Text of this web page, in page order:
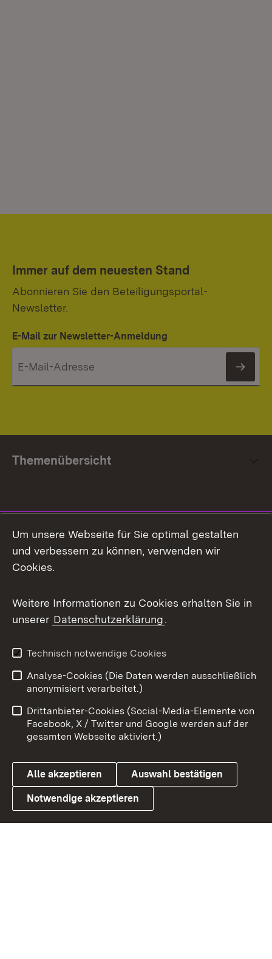
Immer auf dem neuesten Stand
Abonnieren Sie den Beteiligungsportal-
Newsletter.
E-Mail zur Newsletter-Anmeldung
Themenübersicht
Facebook
X / Twitter
Youtube
Link zum Landesportal
Impressum
Kontakt
Barrierefreiheit
Datenschutz
Cookies
Um unsere Webseite für Sie optimal gestalten
und verbessern zu können, verwenden wir
Cookies.
Weitere Informationen zu Cookies erhalten Sie in
unserer Datenschutzerklärung.
Technisch notwendige Cookies
Analyse-Cookies (Die Daten werden ausschließlich
anonymisiert verarbeitet.)
Drittanbieter-Cookies (Social-Media-Elemente von
Facebook, X / Twitter und Google werden auf der
gesamten Webseite aktiviert.)
Alle akzeptieren Auswahl bestätigen
Notwendige akzeptieren